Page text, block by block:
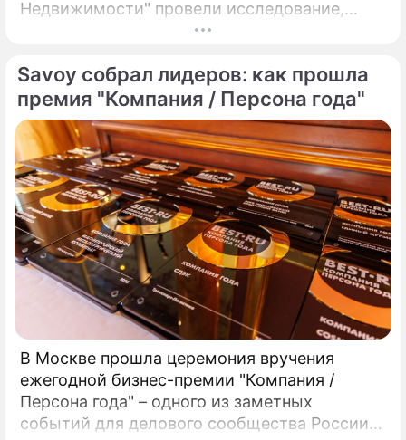
Недвижимости" провели исследование,
основанное на данных анализа звонков
опросе 274 экспертов, аналитиков и топ-
менеджеров рынка недвижимости.
Savoy собрал лидеров: как прошла
премия "Компания / Персона года"
В Москве прошла церемония вручения
ежегодной бизнес-премии "Компания /
Персона года" – одного из заметных
событий для делового сообщества России.